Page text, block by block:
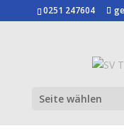
0251 247604
Seite wählen